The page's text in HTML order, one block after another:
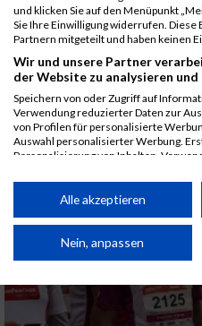
und klicken Sie auf den Menüpunkt
Sie Ihre Einwilligung widerrufen.
Partnern mitgeteilt und haben keinen
Wir und unsere Partner
der Website zu analysieren
Speichern von oder Zugriff auf
Verwendung reduzierter Daten zur
von Profilen für personalisierte
Auswahl personalisierter Werbung.
Personalisierung von Inhalten.
Performance von Inhalten. Analyse
Kombinationen von Daten aus
von Inhalten.
Daten können außerhalb der
Website/App.
Partnerliste anzeigen (1 IAB-
Alle akzeptieren
Nein, anpassen